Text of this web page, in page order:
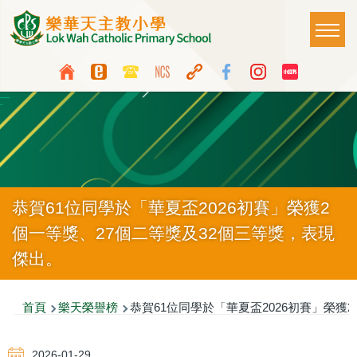
移至主內容
Top
Media
Icon
Button
Language
switcher
Main
恭賀61位同學於「華夏盃2026初賽」榮獲2
個一等獎、27個二等獎及32個三等獎，表現
傑出。
導
首頁 樂天榮譽榜 恭賀61位同學於「華夏盃2026初賽」榮獲
2026-01-29